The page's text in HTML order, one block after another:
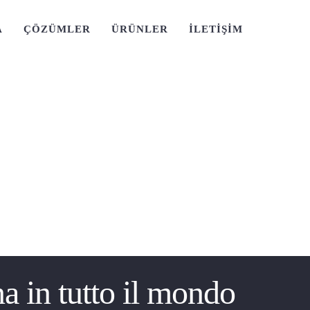
ÇÖZÜMLER ÜRÜNLER İLETİŞİM
in tutto il mondo